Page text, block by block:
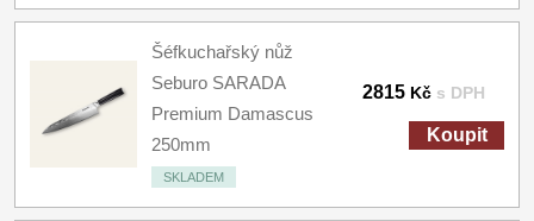
Šéfkuchařský nůž
Seburo SARADA
Premium Damascus
250mm
SKLADEM
2815 Kč s DPH
Koupit